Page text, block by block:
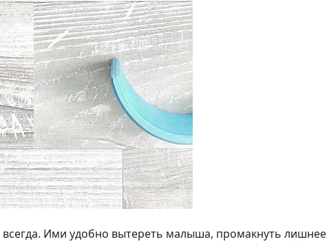
всегда. Ими удобно вытереть малыша, промакнуть